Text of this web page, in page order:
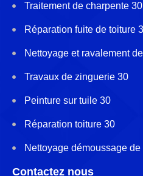
Traitement de charpente 30
Réparation fuite de toiture
Nettoyage et ravalement
Travaux de zinguerie 30
Peinture sur tuile 30
Réparation toiture 30
Nettoyage démoussage de
Contactez nous